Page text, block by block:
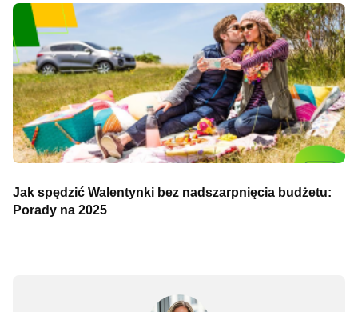
Jak spędzić Walentynki bez nadszarpnięcia budżetu:
Porady na 2025